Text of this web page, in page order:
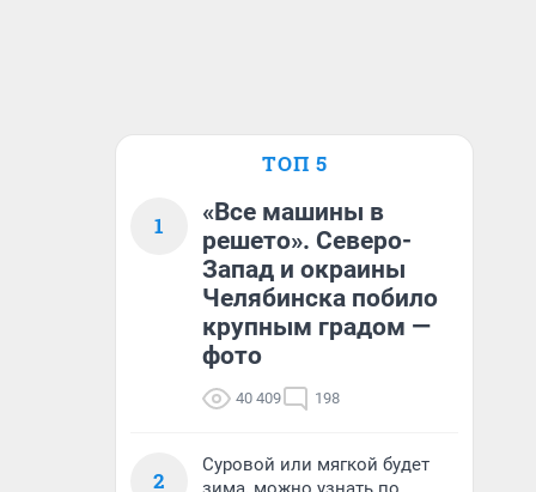
ТОП 5
1
«Все машины в
решето». Северо-
Запад и окраины
Челябинска побило
крупным градом —
фото
40 409 198
2
Суровой или мягкой будет